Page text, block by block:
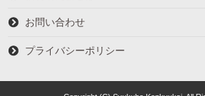
お問い合わせ
プライバシーポリシー